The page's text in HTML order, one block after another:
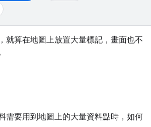
就算在地圖上放置大量標記，畫面也不
需要用到地圖上的大量資料點時，如何